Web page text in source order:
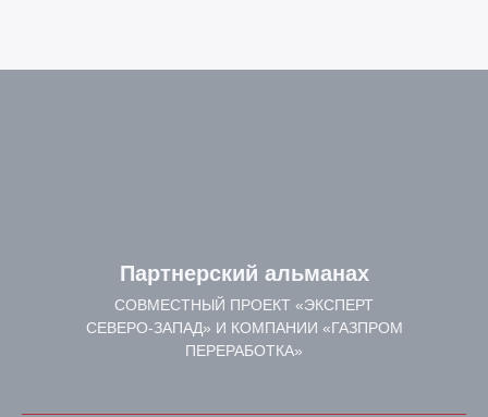
Партнерский альманах
СОВМЕСТНЫЙ ПРОЕКТ «ЭКСПЕРТ
СЕВЕРО-ЗАПАД» И КОМПАНИИ «ГАЗПРОМ
ПЕРЕРАБОТКА»